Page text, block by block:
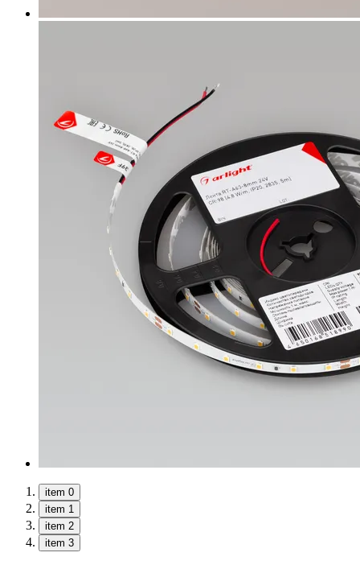
item 0
item 1
item 2
item 3